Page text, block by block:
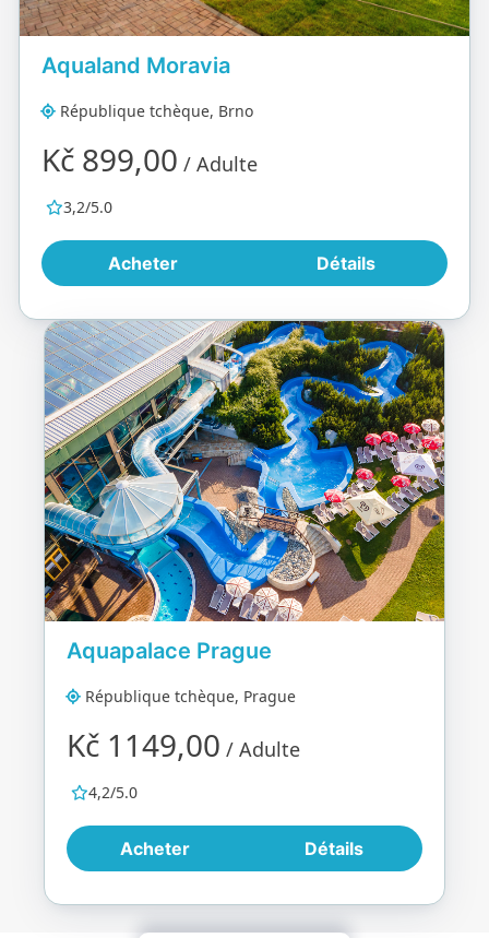
Aqualand Moravia
République tchèque, Brno
Kč 899,00 / Adulte
3,2/5.0
Acheter Détails
Aquapalace Prague
République tchèque, Prague
Kč 1149,00 / Adulte
4,2/5.0
Acheter Détails